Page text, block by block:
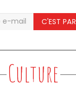
C'EST
Culture